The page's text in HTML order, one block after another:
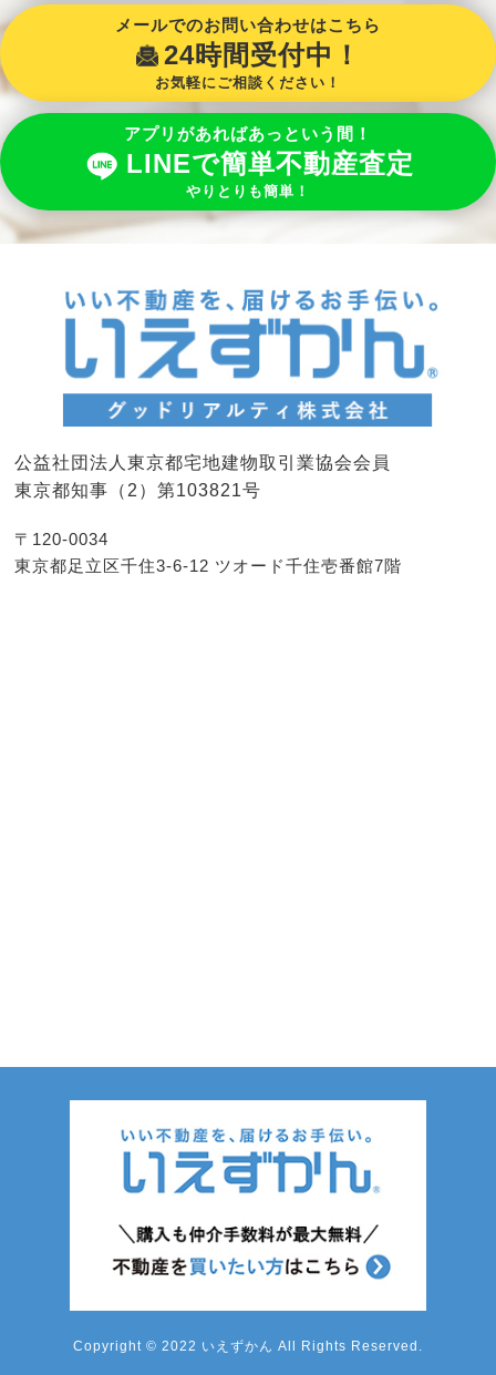
メールでのお問い合わせはこちら
24時間受付中！
お気軽にご相談ください！
アプリがあればあっという間！
LINEで簡単不動産査定
やりとりも簡単！
公益社団法人東京都宅地建物取引業協会会員
東京都知事（2）第103821号
〒120-0034
東京都足立区千住3-6-12 ツオード千住壱番館7階
Copyright © 2022 いえずかん All Rights Reserved.